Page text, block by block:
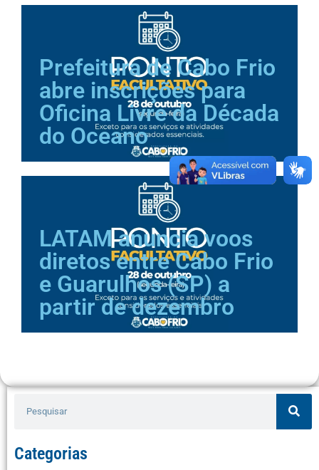
Prefeitura de Cabo Frio
abre inscrições para
Oficina Livre da Década
do Oceano
LATAM anuncia voos
diretos entre Cabo Frio
e Guarulhos (SP) a
partir de dezembro
Categorias